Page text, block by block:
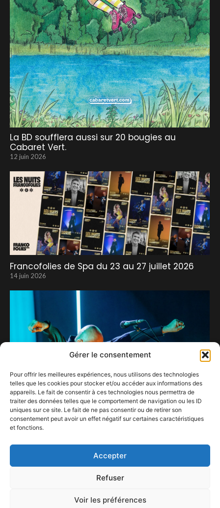
Gérer le consentement
Pour offrir les meilleures expériences, nous utilisons des technologies
telles que les cookies pour stocker et/ou accéder aux informations des
appareils. Le fait de consentir à ces technologies nous permettra de
traiter des données telles que le comportement de navigation ou les ID
uniques sur ce site. Le fait de ne pas consentir ou de retirer son
consentement peut avoir un effet négatif sur certaines caractéristiques
et fonctions.
Accepter
Refuser
Voir les préférences
La BD soufflera aussi sur 20 bougies au
Cabaret Vert.
12 juin 2026
Francofolies de Spa du 23 au 27 juillet 2026
14 juin 2026
9 juin 2023